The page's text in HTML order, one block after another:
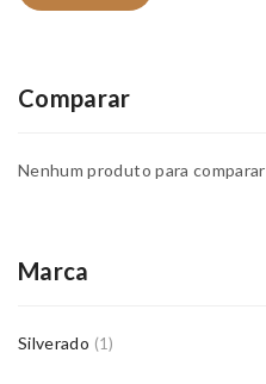
Comparar
Nenhum produto para comparar
Marca
Silverado (1)